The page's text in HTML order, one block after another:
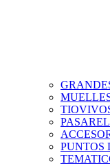
PUNTOS